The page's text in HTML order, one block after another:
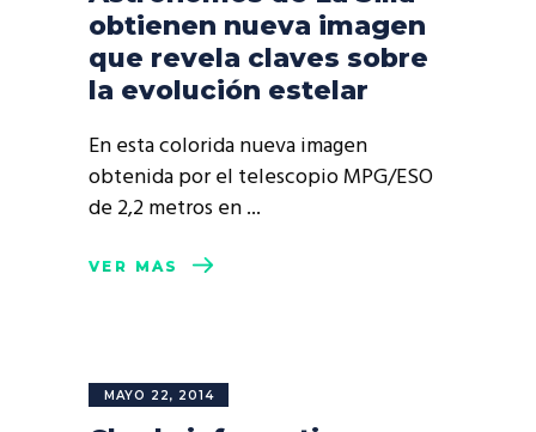
obtienen nueva imagen
que revela claves sobre
la evolución estelar
En esta colorida nueva imagen
obtenida por el telescopio MPG/ESO
de 2,2 metros en
VER MÁS
MAYO 22, 2014